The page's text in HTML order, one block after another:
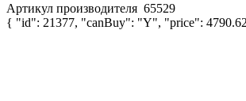
Артикул производителя 65529
{ "id": 21377, "canBuy": "Y", "price":